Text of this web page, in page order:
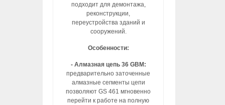
подходит для демонтажа,
реконструкции,
переустройства зданий и
сооружений.
Особенности:
- Алмазная цепь 36 GBM:
предварительно заточенные
алмазные сегменты цепи
позволяют GS 461 мгновенно
перейти к работе на полную